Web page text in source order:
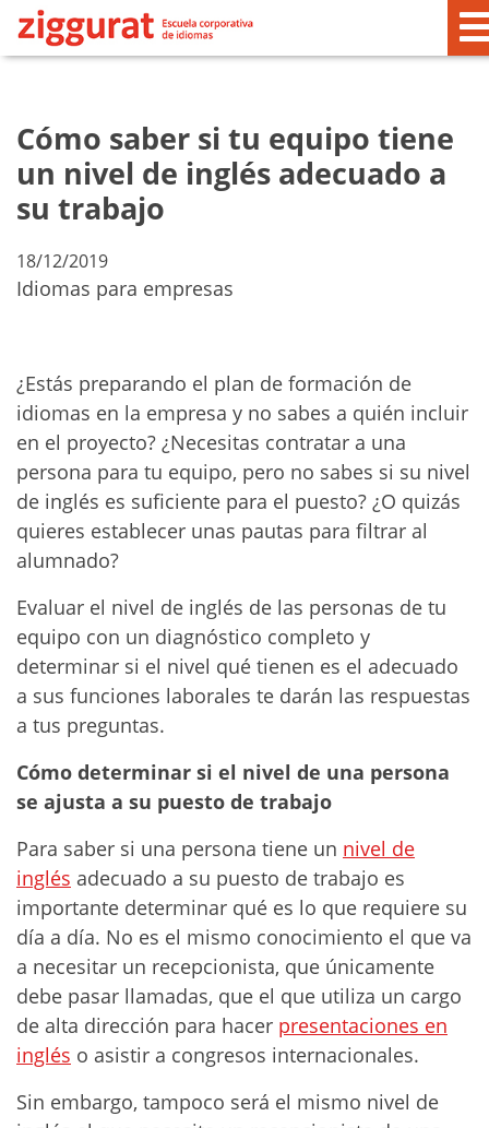
Cómo saber si tu equipo tiene
un nivel de inglés adecuado a
su trabajo
18/12/2019
Idiomas para empresas
¿Estás preparando el plan de formación de
idiomas en la empresa y no sabes a quién incluir
en el proyecto? ¿Necesitas contratar a una
persona para tu equipo, pero no sabes si su nivel
de inglés es suficiente para el puesto? ¿O quizás
quieres establecer unas pautas para filtrar al
alumnado?
Evaluar el nivel de inglés de las personas de tu
equipo con un diagnóstico completo y
determinar si el nivel qué tienen es el adecuado
a sus funciones laborales te darán las respuestas
a tus preguntas.
Cómo determinar si el nivel de una persona
se ajusta a su puesto de trabajo
Para saber si una persona tiene un nivel de
inglés adecuado a su puesto de trabajo es
importante determinar qué es lo que requiere su
día a día. No es el mismo conocimiento el que va
a necesitar un recepcionista, que únicamente
debe pasar llamadas, que el que utiliza un cargo
de alta dirección para hacer presentaciones en
inglés o asistir a congresos internacionales.
Sin embargo, tampoco será el mismo nivel de